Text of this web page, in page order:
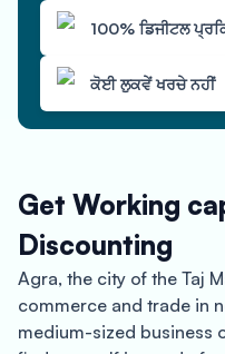
100% ਡਿਜੀਟਲ
ਕੋਈ ਲੁਕਵੇਂ ਖਰਚੇ ਨਹੀਂ
Get Working
Discounting
Agra, the city of the Taj
commerce and trade in
medium-sized business